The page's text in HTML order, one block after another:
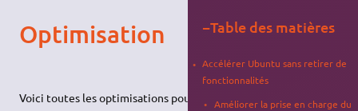
Optimisation
Voici toutes les optimisations pour accélérer Ubuntu.
−Table des matières
Accélérer Ubuntu sans retirer de
fonctionnalités
Améliorer la prise en charge du